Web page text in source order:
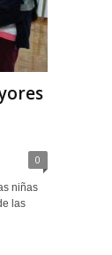
0
niñas
las